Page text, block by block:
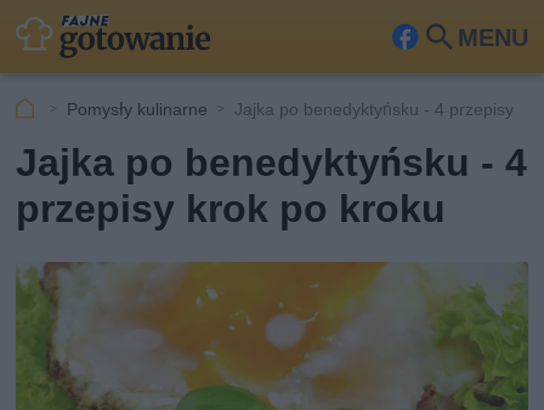
MENU
Fa
ook
Szu
kaj
Pomysły kulinarne Jajka po benedyktyńsku - 4 przepisy
Jajka po benedyktyńsku - 4
przepisy krok po kroku